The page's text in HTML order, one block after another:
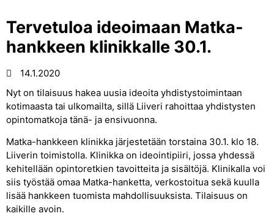
Tervetuloa ideoimaan Matka-
hankkeen klinikkalle 30.1.
14.1.2020
Nyt on tilaisuus hakea uusia ideoita yhdistystoimintaan
kotimaasta tai ulkomailta, sillä Liiveri rahoittaa yhdistysten
opintomatkoja tänä- ja ensivuonna.
Matka-hankkeen klinikka järjestetään torstaina 30.1. klo 18.
Liiverin toimistolla. Klinikka on ideointipiiri, jossa yhdessä
kehitellään opintoretkien tavoitteita ja sisältöjä. Klinikalla voi
siis työstää omaa Matka-hanketta, verkostoitua sekä kuulla
lisää hankkeen tuomista mahdollisuuksista. Tilaisuus on
kaikille avoin.